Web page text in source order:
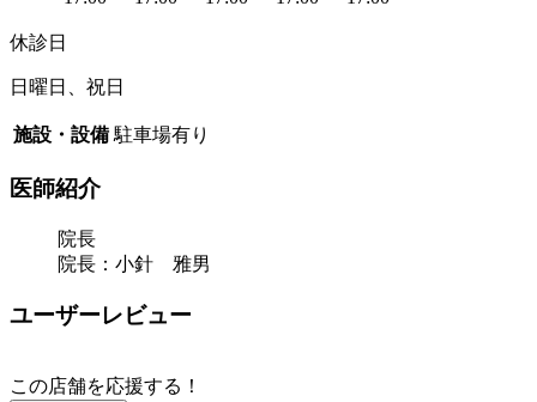
休診日
日曜日、祝日
施設・設備 駐車場有り
医師紹介
院長
院長：小針 雅男
ユーザーレビュー
この店舗を応援する！